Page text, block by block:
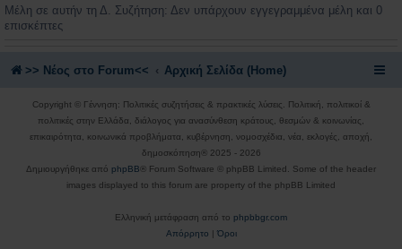
Μέλη σε αυτήν τη Δ. Συζήτηση: Δεν υπάρχουν εγγεγραμμένα μέλη και 0
επισκέπτες
>> Nέος στο Forum<< Αρχική Σελίδα (Home)
Copyright © Γέννηση: Πολιτικές συζητήσεις & πρακτικές λύσεις. Πολιτική, πολιτικοί &
πολιτικές στην Ελλάδα, διάλογος για ανασύνθεση κράτους, θεσμών & κοινωνίας,
επικαιρότητα, κοινωνικά προβλήματα, κυβέρνηση, νομοσχέδια, νέα, εκλογές, αποχή,
δημοσκόπηση® 2025 - 2026
Δημιουργήθηκε από phpBB ® Forum Software © phpBB Limited. Some of the header
images displayed to this forum are property of the phpBB Limited
Ελληνική μετάφραση από το phpbbgr.com
Απόρρητο | Όροι